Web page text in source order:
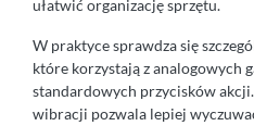
ułatwić organizację sprzętu.
W praktyce sprawdza się
które korzystają z analogowych
standardowych przycisków
wibracji pozwala lepiej